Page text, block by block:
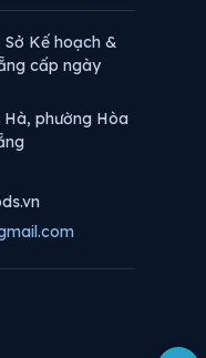
Sở Kế hoạch &
cấp ngày
Hà, phường Hòa